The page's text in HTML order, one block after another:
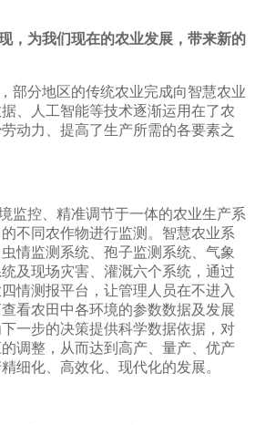
，为我们现在的农业发展，带来新的
部分地区的传统农业完成向智慧农业
、人工智能等技术逐渐运用在了农
动力、提高了生产所需的各要素之
监控、精准调节于一体的农业生产系
不同农作物进行监测。智慧农业系
情监测系统、孢子监测系统、气象
及现场灾害、灌溉六个系统，通过
情测报平台，让管理人员在不进入
看农田中各环境的参数数据及发展
一步的决策提供科学数据依据，对
调整，从而达到高产、量产、优产
细化、高效化、现代化的发展。